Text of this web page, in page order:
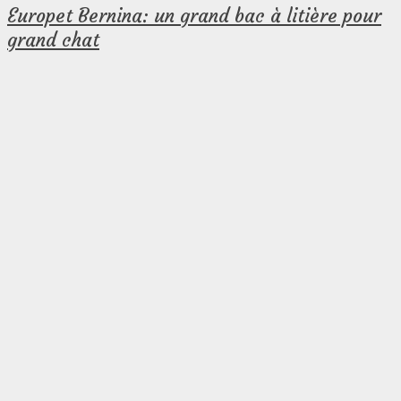
Europet Bernina: un grand bac à litière pour
grand chat